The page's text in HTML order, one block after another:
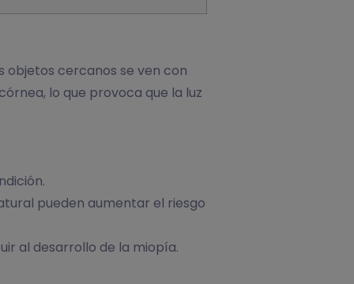
objetos cercanos se ven con
lo que provoca que la luz
pueden aumentar el riesgo
al desarrollo de la miopía.